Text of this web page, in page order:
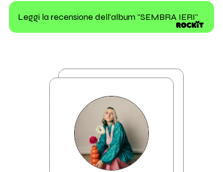
Leggi la recensione dell'album "SEMBRA IERI"